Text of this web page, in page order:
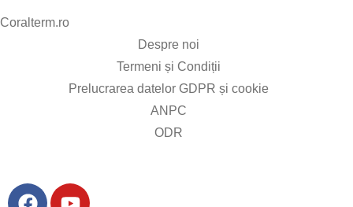
Coralterm.ro​
Despre noi
Termeni și Condiții
Prelucrarea datelor GDPR și cookie
ANPC
ODR